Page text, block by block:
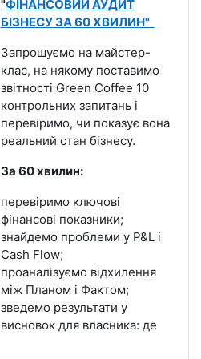
"ФІНАНСОВИЙ АУДИТ
БІЗНЕСУ ЗА 60 ХВИЛИН"
Запрошуємо на майстер-
клас, на някому поставимо
звітності Green Coffee 10
контрольних запитань і
перевіримо, чи показує вона
реальний стан бізнесу.
За 60 хвилин:
перевіримо ключові
фінансові показники;
знайдемо проблеми у P&L і
Cash Flow;
проаналізуємо відхилення
між Планом і Фактом;
зведемо результати у
висновок для власника: де